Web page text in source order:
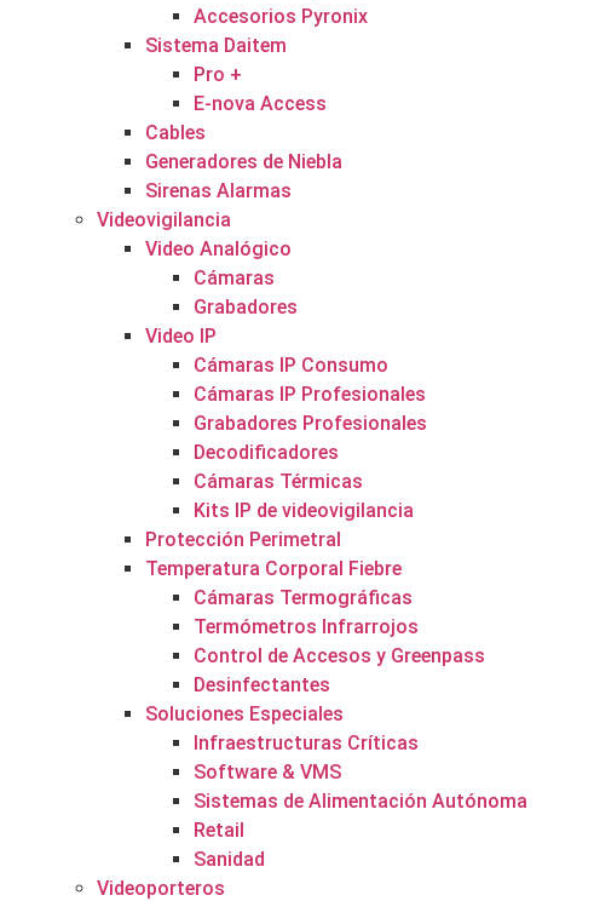
Accesorios Pyronix
Sistema Daitem
Pro +
E-nova Access
Cables
Generadores de Niebla
Sirenas Alarmas
Videovigilancia
Video Analógico
Cámaras
Grabadores
Video IP
Cámaras IP Consumo
Cámaras IP Profesionales
Grabadores Profesionales
Decodificadores
Cámaras Térmicas
Kits IP de videovigilancia
Protección Perimetral
Temperatura Corporal Fiebre
Cámaras Termográficas
Termómetros Infrarrojos
Control de Accesos y Greenpass
Desinfectantes
Soluciones Especiales
Infraestructuras Críticas
Software & VMS
Sistemas de Alimentación Autónoma
Retail
Sanidad
Videoporteros